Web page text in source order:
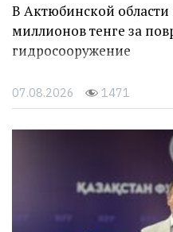
В Актюбинской области
миллионов тенге за
гидросооружение
07.08.2026 1471